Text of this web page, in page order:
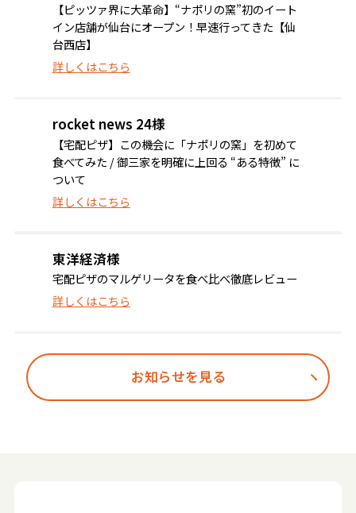
【ピッツァ界に大革命】“ナポリの窯”初のイート
イン店舗が仙台にオープン！早速行ってきた【仙
台西店】
詳しくはこちら
rocket news 24様
【宅配ピザ】この機会に「ナポリの窯」を初めて
食べてみた / 御三家を明確に上回る “ある特徴” に
ついて
詳しくはこちら
東洋経済様
宅配ピザのマルゲリータを食べ比べ徹底レビュー
詳しくはこちら
お知らせを見る